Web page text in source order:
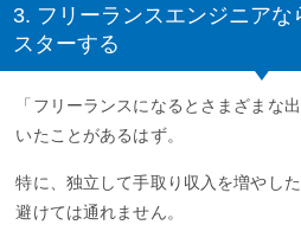
3. フリーランスエンジニア
スターする
「フリーランスになるとさまざまな
いたことがあるはず。
特に、独立して手取り収入を増やし
避けては通れません。